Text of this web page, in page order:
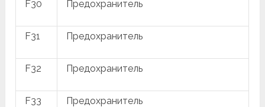
F30 Предохранитель
F31 Предохранитель
F32 Предохранитель
F33 Предохранитель